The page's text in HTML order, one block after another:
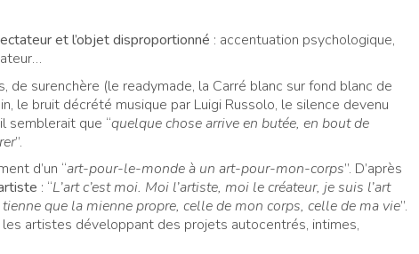
et l’objet disproportionné : accentuation psychologique,
de surenchère (le readymade, la Carré blanc sur fond blanc de
le bruit décrété musique par Luigi Russolo, le silence devenu
semblerait que “quelque chose arrive en butée, en bout de
”.
d’un “art-pour-le-monde à un art-pour-mon-corps”. D’après
: “L’art c’est moi. Moi l’artiste, moi le créateur, je suis l’art
tienne que la mienne propre, celle de mon corps, celle de ma vie”.
les artistes développant des projets autocentrés, intimes,